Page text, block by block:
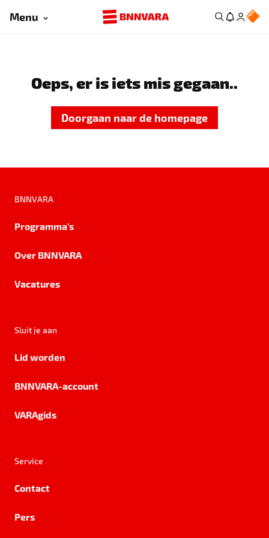
Menu
Oeps, er is iets mis gegaan..
Doorgaan naar de homepage
BNNVARA
Programma's
Over BNNVARA
Vacatures
Sluit je aan
Lid worden
BNNVARA-account
VARAgids
Service
Contact
Pers